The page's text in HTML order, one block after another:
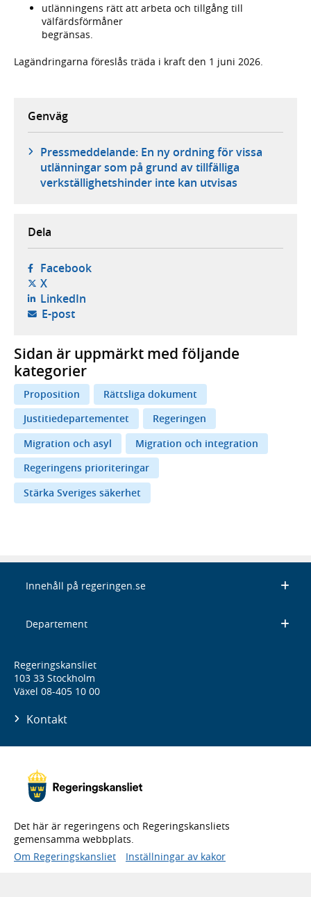
utlänningens rätt att arbeta och tillgång till
välfärdsförmåner
begränsas.
Lagändringarna föreslås träda i kraft den 1 juni 2026.
Genväg
Pressmeddelande: En ny ordning för vissa
utlänningar som på grund av tillfälliga
verkställighetshinder inte kan utvisas
Dela
Facebook- öppnas i ny flik, extern webbplats,
X- öppnas i ny flik, extern webbplats,
LinkedIn- öppnas i ny flik, extern webbplats,
E-post- öppnar din e-postklient,
Sidan är uppmärkt med följande
kategorier
Proposition
Rättsliga dokument
Justitiedepartementet
Regeringen
Migration och asyl
Migration och integration
Regeringens prioriteringar
Stärka Sveriges säkerhet
Innehåll på regeringen.se
Departement
Regeringskansliet
103 33 Stockholm
Växel 08-405 10 00
Kontakt
Det här är regeringens och Regeringskansliets
gemensamma webbplats.
Om Regeringskansliet
Inställningar av kakor